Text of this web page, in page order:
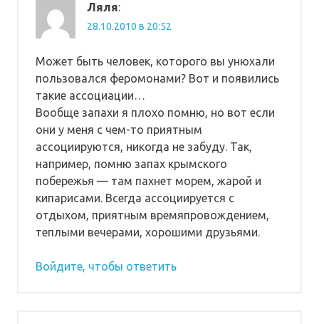
Ляля:
28.10.2010 в 20:52
Может быть человек, которого вы унюхали
пользовался феромонами? Вот и появились
такие ассоциации…
Вообще запахи я плохо помню, но вот если
они у меня с чем-то приятным
ассоциируются, никогда не забуду. Так,
например, помню запах крымского
побережья — там пахнет морем, жарой и
кипарисами. Всегда ассоциируется с
отдыхом, приятным времяпровождением,
теплыми вечерами, хорошими друзьями.
Войдите, чтобы ответить